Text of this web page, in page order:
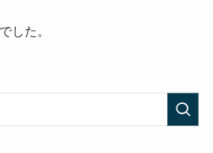
した。